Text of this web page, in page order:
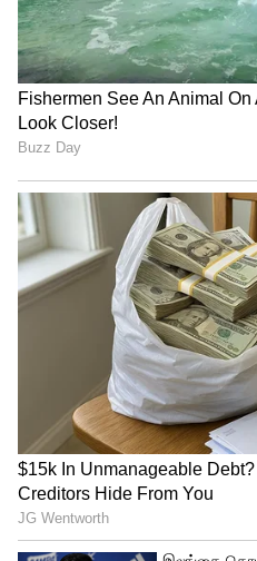
இதனையடுத்துது,
சென்ற 4 பேர் மற்றும்
குடும்பத்தினரை
பிப்ரவரி மாத